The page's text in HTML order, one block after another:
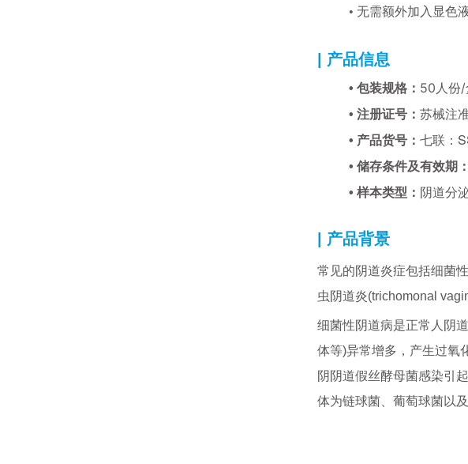
• 无需额外加入显色
| 产品信息
• 包装规格： 50人份/
• 注册证号： 苏械注
• 产品货号： 七联：
• 储存条件及有效期：
• 样本类型： 阴道分
| 产品背景
常见的阴道炎症包括细菌
虫阴道炎(trichomonal
细菌性阴道病是正常人阴
体等)异常增多，产生过氧
阴阴道假丝酵母菌感染引
体为链球菌、葡萄球菌以